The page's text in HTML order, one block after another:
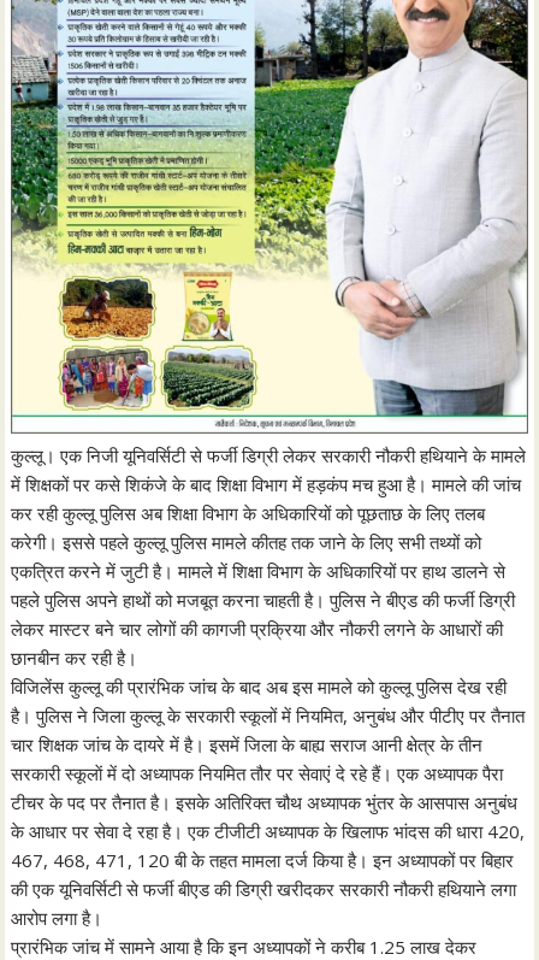
कुल्लू। एक निजी यूनिवर्सिटी से फर्जी डिग्री लेकर सरकारी नौकरी हथियाने के मामले
में शिक्षकों पर कसे शिकंजे के बाद शिक्षा विभाग में हड़कंप मच हुआ है। मामले की जांच
कर रही कुल्लू पुलिस अब शिक्षा विभाग के अधिकारियों को पूछताछ के लिए तलब
करेगी। इससे पहले कुल्लू पुलिस मामले कीतह तक जाने के लिए सभी तथ्यों को
एकत्रित करने में जुटी है। मामले में शिक्षा विभाग के अधिकारियों पर हाथ डालने से
पहले पुलिस अपने हाथों को मजबूत करना चाहती है। पुलिस ने बीएड की फर्जी डिग्री
लेकर मास्टर बने चार लोगों की कागजी प्रक्रिया और नौकरी लगने के आधारों की
छानबीन कर रही है।
विजिलेंस कुल्लू की प्रारंभिक जांच के बाद अब इस मामले को कुल्लू पुलिस देख रही
है। पुलिस ने जिला कुल्लू के सरकारी स्कूलों में नियमित, अनुबंध और पीटीए पर तैनात
चार शिक्षक जांच के दायरे में है। इसमें जिला के बाह्य सराज आनी क्षेत्र के तीन
सरकारी स्कूलाें में दो अध्यापक नियमित तौर पर सेवाएं दे रहे हैं। एक अध्यापक पैरा
टीचर के पद पर तैनात है। इसके अतिरिक्त चौथ अध्यापक भुंतर के आसपास अनुबंध
के आधार पर सेवा दे रहा है। एक टीजीटी अध्यापक के खिलाफ भांदस की धारा 420,
467, 468, 471, 120 बी के तहत मामला दर्ज किया है। इन अध्यापकों पर बिहार
की एक यूनिवर्सिटी से फर्जी बीएड की डिग्री खरीदकर सरकारी नौकरी हथियाने लगा
आरोप लगा है।
प्रारंभिक जांच में सामने आया है कि इन अध्यापकों ने करीब 1.25 लाख देकर